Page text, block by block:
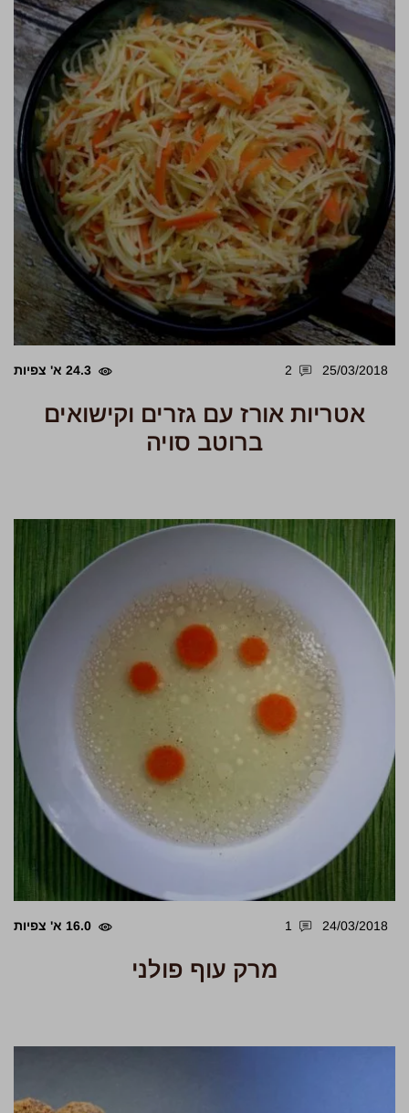
25/03/2018
2 24.3 א' צפיות
אטריות אורז עם גזרים וקישואים
ברוטב סויה
24/03/2018
1 16.0 א' צפיות
מרק עוף פולני